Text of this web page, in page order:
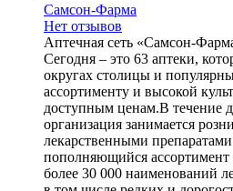
Самсон-Фарма
Нет отзывов
Аптечная сеть «Самсон-
Сегодня – это 63 аптеки,
округах столицы и
ассортименту и высокой
доступным ценам.В течение
организация занимается
лекарственными
пополняющийся ассортимент
более 30 000 наименований